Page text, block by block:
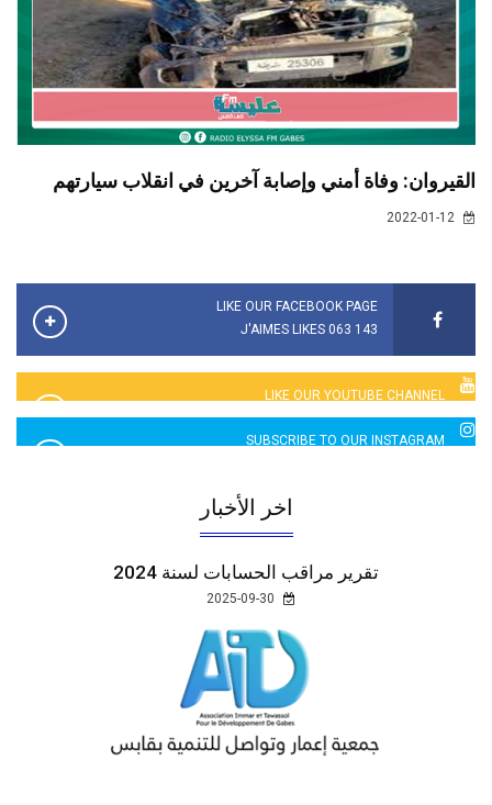
القيروان: وفاة أمني وإصابة آخرين في انقلاب سيارتهم
LIKE OUR FACEBOOK PAGE
143 063 J'AIMES LIKES
LIKE OUR YOUTUBE CHANNEL
2760 LIKES
SUBSCRIBE TO OUR INSTAGRAM
اخر الأخبار
تقرير مراقب الحسابات لسنة 2024